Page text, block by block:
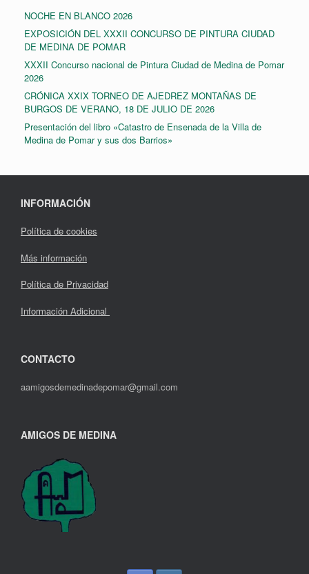
NOCHE EN BLANCO 2026
EXPOSICIÓN DEL XXXII CONCURSO DE PINTURA CIUDAD
DE MEDINA DE POMAR
XXXII Concurso nacional de Pintura Ciudad de Medina de Pomar
2026
CRÓNICA XXIX TORNEO DE AJEDREZ MONTAÑAS DE
BURGOS DE VERANO, 18 DE JULIO DE 2026
Presentación del libro «Catastro de Ensenada de la Villa de
Medina de Pomar y sus dos Barrios»
INFORMACIÓN
Política de cookies
Más información
Política de Privacidad
Información Adicional
CONTACTO
aamigosdemedinadepomar@gmail.com
AMIGOS DE MEDINA